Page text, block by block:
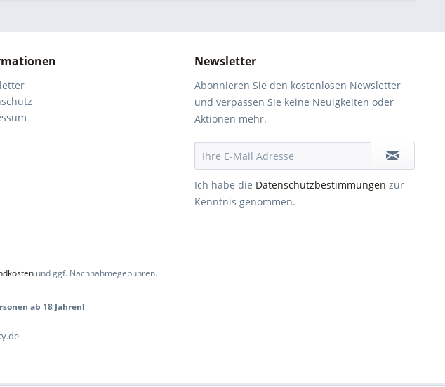
Newsletter
Abonnieren Sie den kostenlosen Newsletter
und verpassen Sie keine Neuigkeiten oder
Aktionen mehr.
Ich habe die Datenschutzbestimmungen zur
Kenntnis genommen.
und ggf. Nachnahmegebühren.
ab 18 Jahren!